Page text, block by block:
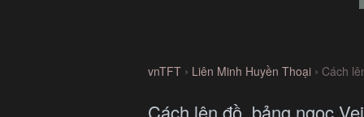
vnTFT › Liên Minh Huyền Thoại › Cách
Cách lên đồ, bảng ngọc